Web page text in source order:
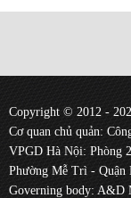
Copyright © 2012 -
Cơ quan chủ quản:
VPGD Hà Nội: Phòng
Phường Mễ Trì -
Governing body: A&D